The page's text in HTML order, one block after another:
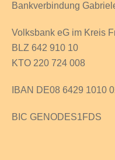
Bankverbindung
Volksbank eG im Kreis
BLZ 642 910 10
KTO 220 724 008
IBAN DE08 6429 1010
BIC GENODES1FDS